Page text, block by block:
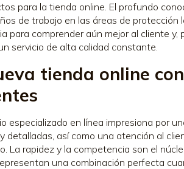
para la tienda online. El profundo
de trabajo en las áreas de
para comprender aún mejor al cliente
servicio de alta calidad constante.
tienda online
especializado en línea impresiona por
detalladas, así como una atención al
La rapidez y la competencia son el
una combinación perfecta